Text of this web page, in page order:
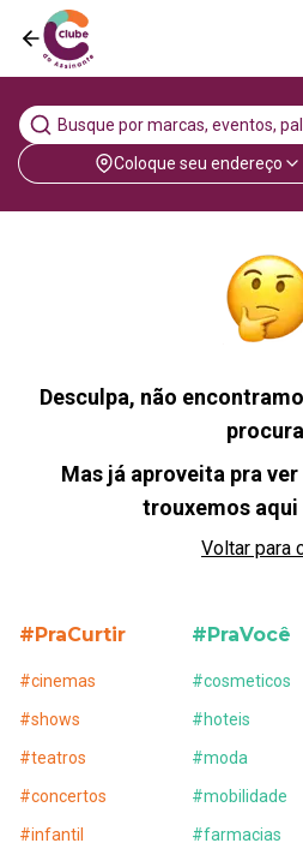
Coloque seu endereço
Desculpa, não
Mas já aproveita pra
trouxemos aqui
Voltar para
#PraCurtir
#cinemas
#shows
#teatros
#concertos
#infantil
#PraVocê
#cosmeticos
#hoteis
#moda
#mobilidade
#farmacias